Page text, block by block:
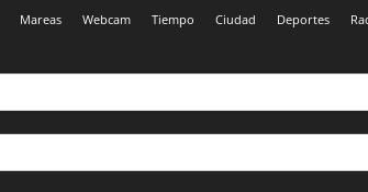
Mareas Webcam Tiempo Ciudad Deportes